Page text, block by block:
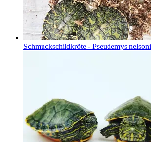
Schmuckschildkröte - Pseudemys nelsoni